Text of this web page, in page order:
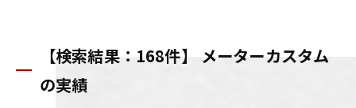
【検索結果：168件】 メーターカスタム
の実績